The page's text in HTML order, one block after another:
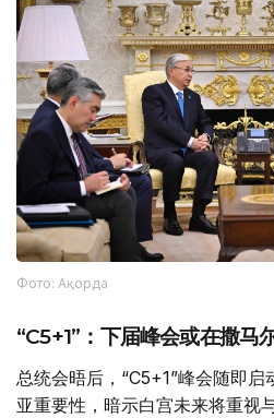
Фото: Ақорда
“C5+1”：下届峰会或在撒马
总统会晤后，“C5+1”峰会随即
亚重要性，暗示白宫未来将重视